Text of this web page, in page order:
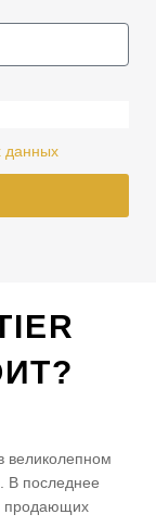
данных
великолепном
В последнее
продающих